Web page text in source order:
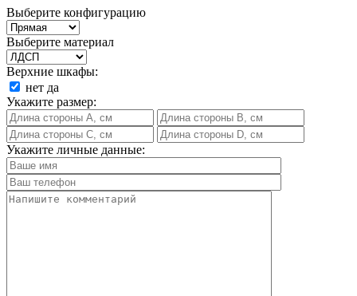
Выберите конфигурацию
Выберите материал
Верхние шкафы:
нет да
Укажите размер:
Укажите личные данные: